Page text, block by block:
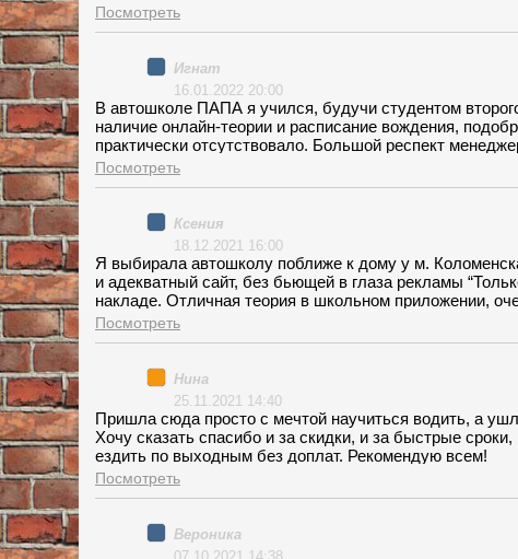
Посмотреть
Игнат
16.01.2022 20:00
В автошколе ПАПА я учился, будучи студентом
наличие онлайн-теории и расписание вождения,
практически отсутствовало. Большой респект
быстро выдала пароль для допуска в личный кабинет
поступить, чтобы получить максимально возможную
увеличился, доп. соглашений заключать не
огромное спасибо!
Посмотреть
Ксения
18.12.2021 16:00
Я выбирала автошколу поближе к дому у м.
и адекватный сайт, без бьющей в глаза рекламы
накладе. Отличная теория в школьном приложении,
преподавателем Дмитрием. И практика нормальная, я
проходила и сдача всех экзаменов. По стоимости
гладко!
Посмотреть
Нина
25.11.2021 14:40
Пришла сюда просто с мечтой научиться водить, а
Хочу сказать спасибо и за скидки, и за быстрые
ездить по выходным без доплат. Рекомендую всем!
Посмотреть
Вероника